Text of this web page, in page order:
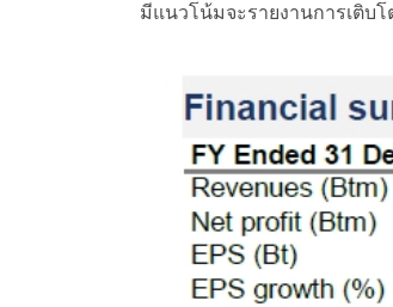
มีแนวโน้มจะรายงานการเติบ